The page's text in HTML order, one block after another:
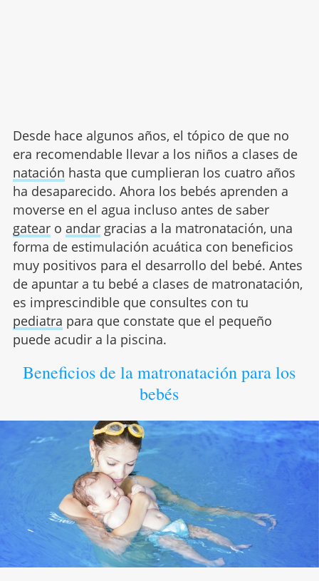
Desde hace algunos años, el tópico de que no
era recomendable llevar a los niños a clases de
natación hasta que cumplieran los cuatro años
ha desaparecido. Ahora los bebés aprenden a
moverse en el agua incluso antes de saber
gatearo andargracias a la matronatación, una
forma de estimulación acuática con beneficios
muy positivos para el desarrollo del bebé. Antes
de apuntar a tu bebé a clases de matronatación,
es imprescindible que consultes con tu
pediatra para que constate que el pequeño
puede acudir a la piscina.
Beneficios de la matronatación para los
bebés